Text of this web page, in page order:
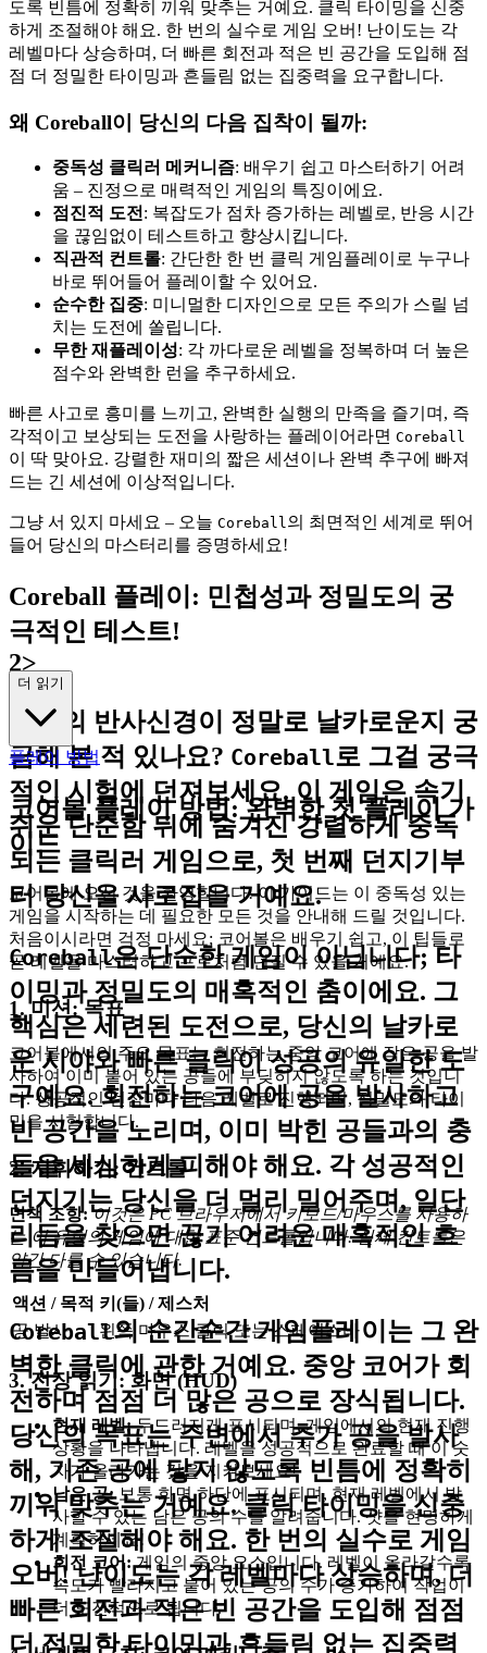
도록 빈틈에 정확히 끼워 맞추는 거예요. 클릭 타이밍을 신중
하게 조절해야 해요. 한 번의 실수로 게임 오버! 난이도는 각
레벨마다 상승하며, 더 빠른 회전과 적은 빈 공간을 도입해 점
점 더 정밀한 타이밍과 흔들림 없는 집중력을 요구합니다.
왜 Coreball이 당신의 다음 집착이 될까:
중독성 클릭러 메커니즘: 배우기 쉽고 마스터하기 어려
움 – 진정으로 매력적인 게임의 특징이에요.
점진적 도전 : 복잡도가 점차 증가하는 레벨로, 반응 시간
을 끊임없이 테스트하고 향상시킵니다.
직관적 컨트롤: 간단한 한 번 클릭 게임플레이로 누구나
바로 뛰어들어 플레이할 수 있어요.
순수한 집중: 미니멀한 디자인으로 모든 주의가 스릴 넘
치는 도전에 쏠립니다.
무한 재플레이성: 각 까다로운 레벨을 정복하며 더 높은
점수와 완벽한 런을 추구하세요.
빠른 사고로 흥미를 느끼고, 완벽한 실행의 만족을 즐기며, 즉
각적이고 보상되는 도전을 사랑하는 플레이어라면 Coreball
이 딱 맞아요. 강렬한 재미의 짧은 세션이나 완벽 추구에 빠져
드는 긴 세션에 이상적입니다.
그냥 서 있지 마세요 – 오늘 Coreball의 최면적인 세계로 뛰어
들어 당신의 마스터리를 증명하세요!
Coreball 플레이: 민첩성과 정밀도의 궁
극적인 테스트!
2>
당신의 반사신경이 정말로 날카로운지 궁
금해 본 적 있나요? Coreball로 그걸 궁극
적인 시험에 던져보세요. 이 게임은 속기
쉬운 단순함 뒤에 숨겨진 강렬하게 중독
되는 클릭러 게임으로, 첫 번째 던지기부
터 당신을 사로잡을 거예요.
Coreball은 단순한 게임이 아닙니다; 타
이밍과 정밀도의 매혹적인 춤이에요. 그
핵심은 세련된 도전으로, 당신의 날카로
운 시야와 빠른 클릭이 성공의 유일한 도
구예요. 회전하는 코어에 공을 발사하고
빈 공간을 노리며, 이미 박힌 공들과의 충
돌을 세심하게 피해야 해요. 각 성공적인
던지기는 당신을 더 멀리 밀어주며, 일단
리듬을 찾으면 끊기 어려운 매혹적인 흐
름을 만들어냅니다.
Coreball의 순간순간 게임플레이는 그 완
벽한 클릭에 관한 거예요. 중앙 코어가 회
전하며 점점 더 많은 공으로 장식됩니다.
당신의 목표는 주변에서 추가 공을 발사
해, 기존 공에 닿지 않도록 빈틈에 정확히
끼워 맞추는 거예요. 클릭 타이밍을 신중
하게 조절해야 해요. 한 번의 실수로 게임
오버! 난이도는 각 레벨마다 상승하며, 더
빠른 회전과 적은 빈 공간을 도입해 점점
더 정밀한 타이밍과 흔들림 없는 집중력
더 읽기
플레이 방법
코어볼 플레이 방법: 완벽한 첫 플레이 가
이드
코어볼에 오신 것을 환영합니다! 이 가이드는 이 중독성 있는
게임을 시작하는 데 필요한 모든 것을 안내해 드릴 것입니다.
처음이시라면 걱정 마세요; 코어볼은 배우기 쉽고, 이 팁들로
곧 레벨을 마스터하고 프로처럼 던질 수 있을 거예요.
1. 미션: 목표
코어볼에서의 주요 목표는 회전하는 중앙 코어에 작은 공을 발
사하여 이미 붙어 있는 공들에 부딪히지 않도록 하는 것입니
다. 성공적인 던짐마다 다음 레벨로 진행되며, 정밀도와 타이
밍을 시험합니다.
2. 지휘하기: 컨트롤
면책 조항: 이것은 PC 브라우저에서 키보드/마우스를 사용하
는 이 유형의 게임에 대한 표준 컨트롤입니다. 실제 컨트롤은
약간 다를 수 있습니다.
액션 / 목적 키(들) / 제스처
공 발사
왼쪽 마우스 클릭 또는 스페이스바
3. 전장 읽기: 화면 (HUD)
현재 레벨:두드러지게 표시되며, 게임에서의 현재 진행
상황을 나타냅니다. 레벨을 성공적으로 완료할 때 이 숫
자가 올라가는 것을 지켜보세요!
남은 공:보통 화면 하단에 표시되며, 현재 레벨에서 발
사할 수 있는 남은 공의 수를 알려줍니다. 샷을 현명하게
계획하세요!
회전 코어:게임의 중앙 요소입니다. 레벨이 올라갈수록
속도가 빨라지고 붙어 있는 공의 수가 증가하여 작업이
더 도전적으로 됩니다.